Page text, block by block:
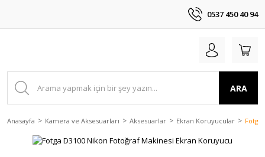
0537 450 40 94
ARA
Anasayfa Kamera ve Aksesuarları Aksesuarlar Ekran Koruyucular Fotga